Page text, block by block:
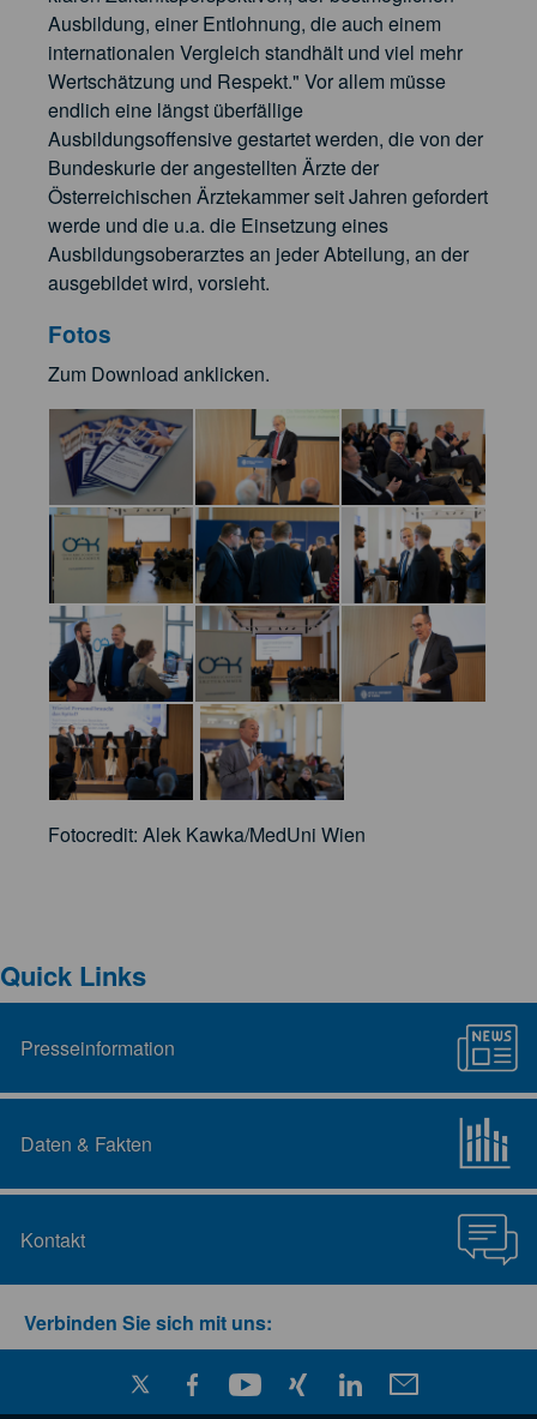
Ausbildung, einer Entlohnung, die auch einem
internationalen Vergleich standhält und viel mehr
Wertschätzung und Respekt." Vor allem müsse
endlich eine längst überfällige
Ausbildungsoffensive gestartet werden, die von der
Bundeskurie der angestellten Ärzte der
Österreichischen Ärztekammer seit Jahren gefordert
werde und die u.a. die Einsetzung eines
Ausbildungsoberarztes an jeder Abteilung, an der
ausgebildet wird, vorsieht.
Fotos
Zum Download anklicken.
Fotocredit: Alek Kawka/MedUni Wien
Quick Links
Presseinformation
Daten & Fakten
Kontakt
Verbinden Sie sich mit uns: